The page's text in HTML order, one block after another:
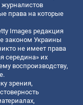
права на которые
Images редакция
законом Украины
не имеет права
середина» их
воспроизводству,
зрения,